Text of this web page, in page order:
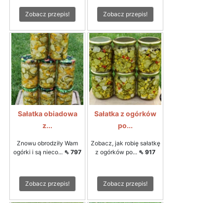
Zobacz przepis! Zobacz przepis!
Sałatka obiadowa
z...
Znowu obrodziły Wam
ogórki i są nieco... ⇖ 797
Zobacz przepis!
Sałatka z ogórków
po...
Zobacz, jak robię sałatkę
z ogórków po... ⇖ 917
Zobacz przepis!